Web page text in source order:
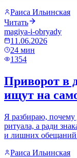
Раиса Ильинская
Читать
magiya-i-obryady
11.06.2026
24 мин
1354
Приворот в
ищут на
Я разбираю,
ритуала, а ради
и лишних
Раиса Ильинская